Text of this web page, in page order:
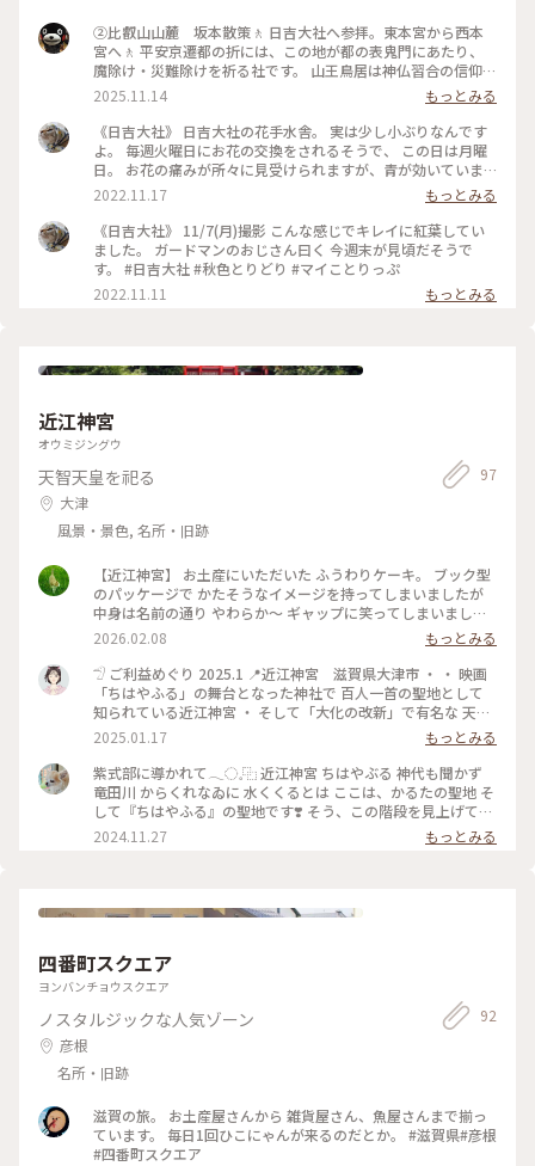
②比叡山山麓 坂本散策🚶 日吉大社へ参拝。東本宮から西本
宮へ🚶 平安京遷都の折には、この地が都の表鬼門にあたり、
魔除け・災難除けを祈る社です。 山王鳥居は神仏習合の信仰を
表す独特の形で、 「合掌鳥居」とのこと。はじめて知りまし
た🧐 神馬は模型ですが、神猿は本物の猿さま🐒がいます。 ち
ょっとびっくり😆 紅葉🍁も鳥居⛩️も美しいです。 山の中腹に
あるお社は、さすがに行けませんでした😂 #ことりっぷ #秋の
装い #御朱印 #日帰り旅 #紅葉
2025.11.14
もっとみる
《日吉大社》 日吉大社の花手水舎。 実は少し小ぶりなんです
よ。 毎週火曜日にお花の交換をされるそうで、 この日は月曜
日。 お花の痛みが所々に見受けられますが、青が効いていま
すね。 素敵な花手水舎でした。 #秋いろとりどり #Myことり
っぷ #日吉大社
2022.11.17
もっとみる
《日吉大社》 11/7(月)撮影 こんな感じでキレイに紅葉してい
ました。 ガードマンのおじさん曰く 今週末が見頃だそうで
す。 #日吉大社 #秋色とりどり #マイことりっぷ
2022.11.11
もっとみる
近江神宮
オウミジングウ
天智天皇を祀る
大津
風景・景色, 名所・旧跡
97
【近江神宮】 お土産にいただいた ふうわりケーキ。 ブック型
のパッケージで かたそうなイメージを持ってしまいましたが
中身は名前の通り やわらか〜 ギャップに笑ってしまいました
😂 #ことりっぷ滋賀 #神社 #お土産
2026.02.08
もっとみる
𓅿 ご利益めぐり 2025.1 📍近江神宮 滋賀県大津市 ・ ・ 映画
「ちはやふる」の舞台となった神社で 百人一首の聖地として
知られている近江神宮 ・ そして「大化の改新」で有名な 天智
天皇を祀った神社 朱色が美しかった ・ ・ 切り絵の御朱印いた
だきました ・ ・ ・ #ご利益めぐり #初詣 #神社 #かるたの聖地
#近江神宮 #百人一首の聖地 #ちはやふる #御朱印 #切り絵御朱
印
2025.01.17
もっとみる
紫式部に導かれて𓂃◌𓈒⿻ 近江神宮 ちはやぶる 神代も聞かず
竜田川 からくれなゐに 水くくるとは ここは、かるたの聖地 そ
して『ちはやふる』の聖地です❣️ そう、この階段を見上げてみ
たかった✨️ 境内には百人一首が飾られて、ちゃんと紫式部の歌
も見つけましたよ💜 めぐり逢ひて 見しやそれとも わかぬ間に
定の『ちはやふるおみくじ』を引きました🌸 小吉「人生は思
勧学館があり、ちはやふるのグッズやお土産、映画のキャスト
のサインと共に、かるたの試合の雰囲気で写真が撮れるスポッ
地#ちはやふる#百人一首#おみくじ#近江勧学館#かるたクイー
2024.11.27 もっとみる
四番町スクエア
ヨンバンチョウスクエア
ノスタルジックな人気ゾーン
彦根
名所・旧跡
92
滋賀の旅。 お土産屋さんから 雑貨屋さん、魚屋さんまで揃っ
ています。 毎日1回ひこにゃんが来るのだとか。 #滋賀県#彦根
#四番町スクエア